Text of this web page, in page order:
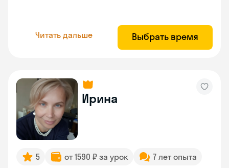
Читать дальше Выбрать время
Ирина
5 от 1590 ₽ за урок 7 лет опыта